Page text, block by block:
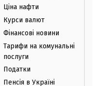
Ціна нафти
Курси валют
Фінансові новини
Тарифи на комунальні
послуги
Податки
Пенсія в Україні